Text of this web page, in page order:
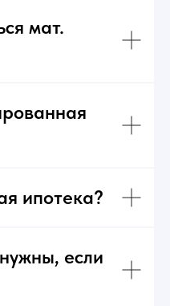
мат.
ипотека?
если